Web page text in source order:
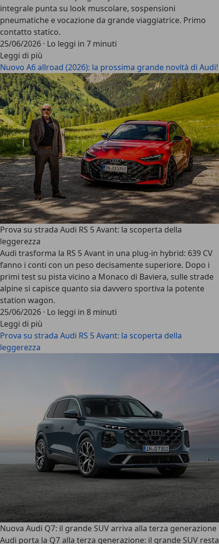
integrale punta su look muscolare, sospensioni
pneumatiche e vocazione da grande viaggiatrice. Primo
contatto statico.
25/06/2026 · Lo leggi in 7 minuti
Leggi di più
Nuovo A6 allroad (2026): la prossima grande novità di Audi!
Prova su strada Audi RS 5 Avant: la scoperta della
leggerezza
Audi trasforma la RS 5 Avant in una plug-in hybrid: 639 CV
fanno i conti con un peso decisamente superiore. Dopo i
primi test su pista vicino a Monaco di Baviera, sulle strade
alpine si capisce quanto sia davvero sportiva la potente
station wagon.
25/06/2026 · Lo leggi in 8 minuti
Leggi di più
Prova su strada Audi RS 5 Avant: la scoperta della
leggerezza
Nuova Audi Q7: il grande SUV arriva alla terza generazione
Audi porta la Q7 alla terza generazione: il grande SUV resta